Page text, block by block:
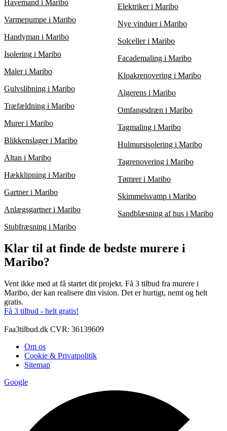
pris og en murermester, der tilbyder høj kvalitet til en fair pris.
Havemand i Maribo
Varmepumpe i Maribo
Handyman i Maribo
Isolering i Maribo
Maler i Maribo
Gulvslibning i Maribo
Træfældning i Maribo
Murer i Maribo
Blikkenslager i Maribo
Altan i Maribo
Hækklipning i Maribo
Gartner i Maribo
Anlægsgartner i Maribo
Stubfræsning i Maribo
Elektriker i Maribo
Nye vinduer i Maribo
Solceller i Maribo
Facademaling i Maribo
Kloakrenovering i Maribo
Algerens i Maribo
Omfangsdræn i Maribo
Tagmaling i Maribo
Hulmursisolering i Maribo
Tagrenovering i Maribo
Tømrer i Maribo
Skimmelsvamp i Maribo
Sandblæsning af hus i Maribo
Klar til at finde de bedste murere i
Maribo?
Vent ikke med at få startet dit projekt. Få 3 tilbud fra murere i
Maribo, der kan realisere din vision. Det er hurtigt, nemt og helt
gratis.
Få 3 tilbud - helt gratis!
Faa3tilbud.dk CVR: 36139609
Om os
Cookie & Privatpolitik
Sitemap
Google